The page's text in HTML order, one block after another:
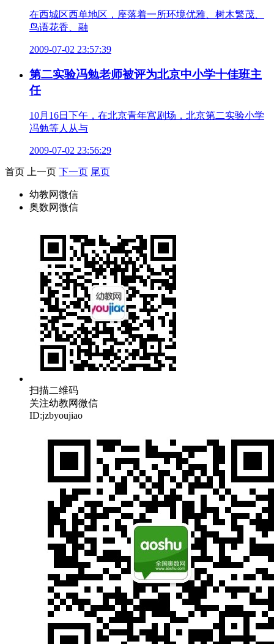
在西城区西单地区，座落着一所环境优雅、树木繁茂、
鸟语花香、融
2009-07-02 23:57:39
第二实验冯勉老师被评为北京中小学十佳班主
任
10月16日下午，在北京青年宫剧场，北京第二实验小学
冯勉等人从与
2009-07-02 23:56:29
首页 上一页 下一页 尾页
幼教网微信
奥数网微信
扫描二维码
关注幼教网微信
ID:jzbyoujiao